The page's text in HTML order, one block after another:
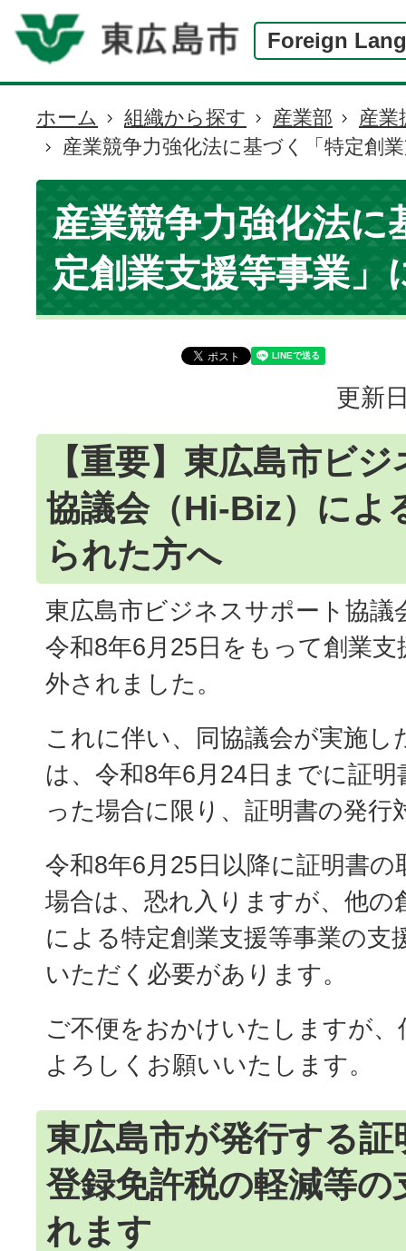
Foreign
現
在
の
置
ホーム 組織から探す 産業部
産業
産業競争力強化法に基づく「特定創
産業競争力強化法に
定創業支援等事業」
更新
【重要】東広島市ビ
協議会（Hi-Biz）によ
られた方へ
東広島市ビジネスサポート協議
令和8年6月25日をもって創業
外されました。
これに伴い、同協議会が実施し
は、令和8年6月24日までに証
った場合に限り、証明書の発行
令和8年6月25日以降に証明書
場合は、恐れ入りますが、他の
による特定創業支援等事業の支
いただく必要があります。
ご不便をおかけいたしますが
よろしくお願いいたします。
東広島市が発行する
登録免許税の軽減等の
れます